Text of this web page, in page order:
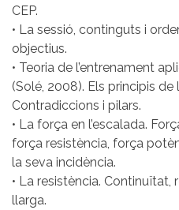
CEP.
• La sessió, continguts i
objectius.
• Teoria de l’entrenament
(Solé, 2008). Els principis de
Contradiccions i pilars.
• La força en l’escalada.
força resistència, força
la seva incidència.
• La resistència. Continuïtat,
llarga.